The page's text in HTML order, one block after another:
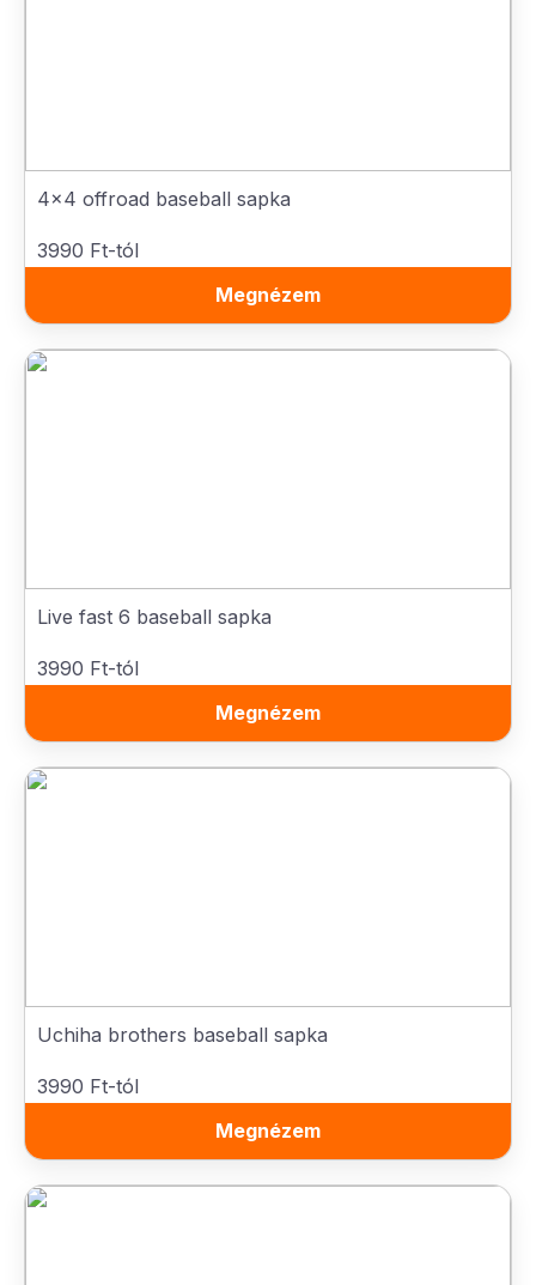
4x4 offroad baseball sapka
3990 Ft-tól
Megnézem
Live fast 6 baseball sapka
3990 Ft-tól
Megnézem
Uchiha brothers baseball sapka
3990 Ft-tól
Megnézem